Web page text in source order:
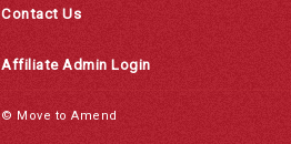
Contact Us
Affiliate Admin Login
© Move to Amend